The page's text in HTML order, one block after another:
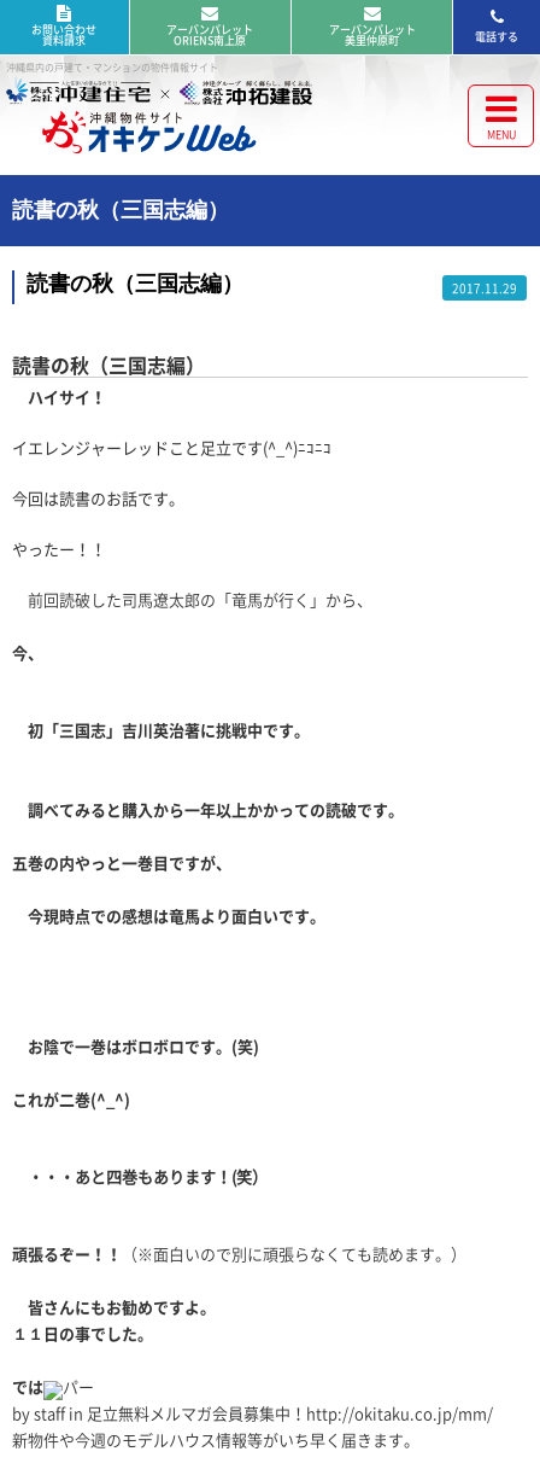
沖縄県内の戸建て・マンションの物件情報サイト
電話する
アーバンパレット
美里仲原町
アーバンパレット
ORIENS南上原
お問い合わせ
資料請求
読書の秋（三国志編）
読書の秋（三国志編） 2017.11.29
読書の秋（三国志編）
ハイサイ！
イエレンジャーレッドこと足立です(^_^)ﾆｺﾆｺ
今回は読書のお話です。
やったー！！
前回読破した司馬遼太郎の「竜馬が行く」から、
今、
初「三国志」吉川英治著に挑戦中です。
調べてみると購入から一年以上かかっての読破です。
五巻の内やっと一巻目ですが、
今現時点での感想は竜馬より面白いです。
お陰で一巻はボロボロです。(笑)
これが二巻(^_^)
・・・あと四巻もあります！(笑）
頑張るぞー！！ （※面白いので別に頑張らなくても読めます。）
皆さんにもお勧めですよ。
１１日の事でした。
では
パー
by staff in 足立無料メルマガ会員募集中！ http://okitaku.co.jp/mm/
新物件や今週のモデルハウス情報等がいち早く届きます。